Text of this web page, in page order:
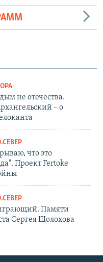
не отечества.
– о
что это
Проект Fertoke
Памяти
Сергея Шолохова